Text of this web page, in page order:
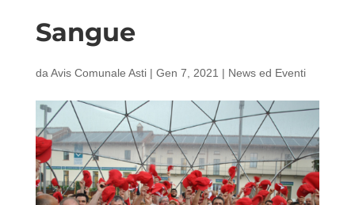
Sangue
da Avis Comunale Asti| Gen 7, 2021 | News ed Eventi